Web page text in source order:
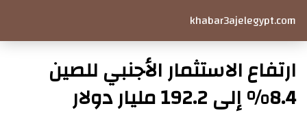
khabar3ajelegypt.com
ارتفاع الاستثمار الأجنبي للصين
8.4% إلى 192.2 مليار دولار